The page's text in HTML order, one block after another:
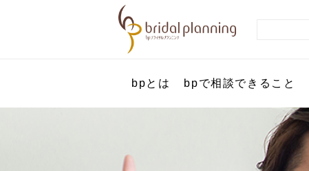
bpとは bpで相談できること